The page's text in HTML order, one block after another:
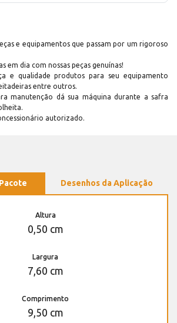
e equipamentos que passam por um rigoroso
em dia com nossas peças genuínas!
e qualidade produtos para seu equipamento
entre outros.
manutenção dá sua máquina durante a safra
autorizado.
Desenhos da Aplicação
Altura
0,50 cm
Largura
7,60 cm
Comprimento
9,50 cm